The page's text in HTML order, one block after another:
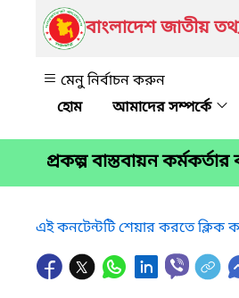
বাংলাদেশ জাতীয়
মেনু নির্বাচন করুন
আমাদের সম্পর্কে
প্রকল্প বাস্তবায়ন কর্মকর্তার
এই কনটেন্টটি শেয়ার করতে ক্লিক